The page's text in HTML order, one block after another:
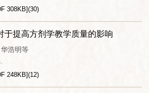
308KB](30)
于提高方剂学教学质量的影响
浩明等
248KB](12)